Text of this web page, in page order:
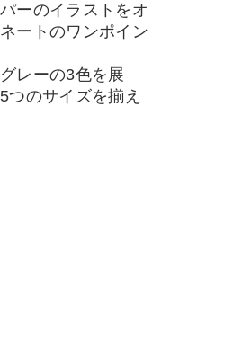
ーのイラストをオ
ートのワンポイン
レーの3色を展
つのサイズを揃え